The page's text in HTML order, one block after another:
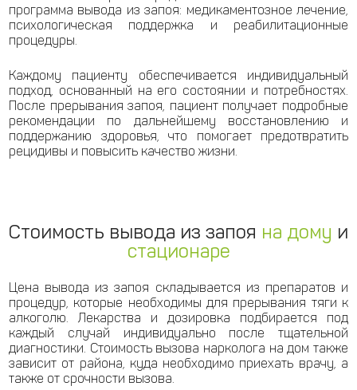
программа вывода из запоя: медикаментозное лечение,
психологическая поддержка и реабилитационные
процедуры.
Каждому пациенту обеспечивается индивидуальный
подход, основанный на его состоянии и потребностях.
После прерывания запоя, пациент получает подробные
рекомендации по дальнейшему восстановлению и
поддержанию здоровья, что помогает предотвратить
рецидивы и повысить качество жизни.
Стоимость вывода из запоя на дому и
стационаре
Цена вывода из запоя складывается из препаратов и
процедур, которые необходимы для прерывания тяги к
алкоголю. Лекарства и дозировка подбирается под
каждый случай индивидуально после тщательной
диагностики. Стоимость вызова нарколога на дом также
зависит от района, куда необходимо приехать врачу, а
также от срочности вызова.